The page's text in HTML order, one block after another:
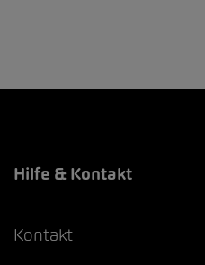
Hilfe & Kontakt
Kontakt